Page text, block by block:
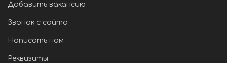
Добавить вакансию
Звонок с сайта
Написать нам
Реквизиты